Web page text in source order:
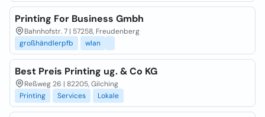
Printing For Business Gmbh
Bahnhofstr. 7 | 57258, Freudenberg
großhändlerpfb
wlan
Best Preis Printing ug. & Co KG
Reßweg 26 | 82205, Gilching
Printing
Services Lokale